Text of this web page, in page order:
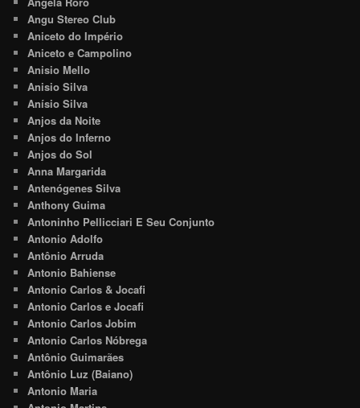
Angu Stereo Club
Aniceto do Império
Aniceto e Campolino
Anisio Mello
Anisio Silva
Anísio Silva
Anjos da Noite
Anjos do Inferno
Anjos do Sol
Anna Margarida
Antenógenes Silva
Anthony Guima
Antoninho Pellicciari E Seu Conjunto
Antonio Adolfo
Antônio Arruda
Antonio Bahiense
Antonio Carlos & Jocafi
Antonio Carlos e Jocafi
Antonio Carlos Jobim
Antonio Carlos Nóbrega
Antônio Guimarães
Antônio Luz (Baiano)
Antonio Maria